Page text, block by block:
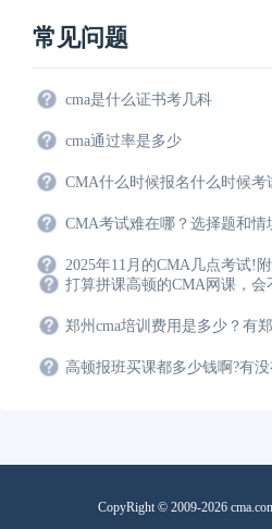
常见问题
cma是什么证书考几科
cma通过率是多少
CMA什么时候报名什么时候考
CMA考试难在哪？选择题和情
2025年11月的CMA几点考试!
打算拼课高顿的CMA网课，
郑州cma培训费用是多少？有
高顿报班买课都多少钱啊?有
CopyRight © 2009-2026